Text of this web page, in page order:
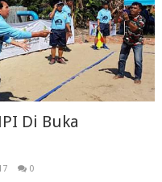
Di Buka
0